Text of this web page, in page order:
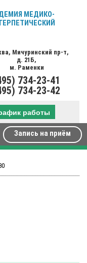
Мичуринский пр-т,
д. 21Б,
м. Раменки
734-23-41
734-23-42
работы
Запись на приём